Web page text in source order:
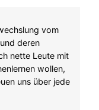
vom
deren
nette Leute mit
wollen,
uns über jede